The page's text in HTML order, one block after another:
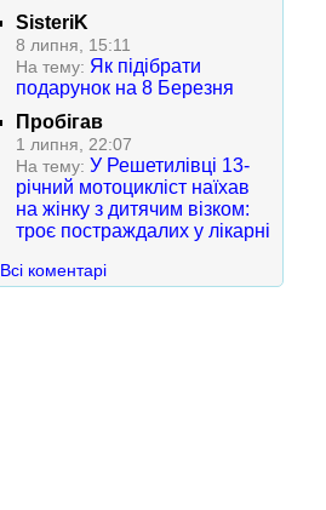
SisteriK
8 липня, 15:11
На тему: Як підібрати
подарунок на 8 Березня
Пробігав
1 липня, 22:07
На тему: У Решетилівці 13-
річний мотоцикліст наїхав
на жінку з дитячим візком:
троє постраждалих у лікарні
Всі коментарі